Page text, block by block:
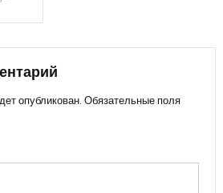
опубликован. Обязательные поля